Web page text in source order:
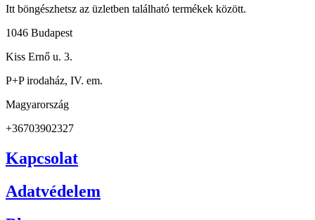
Itt böngészhetsz az üzletben található termékek között.
1046 Budapest
Kiss Ernő u. 3.
P+P irodaház, IV. em.
Magyarország
+36703902327
Kapcsolat
Adatvédelem